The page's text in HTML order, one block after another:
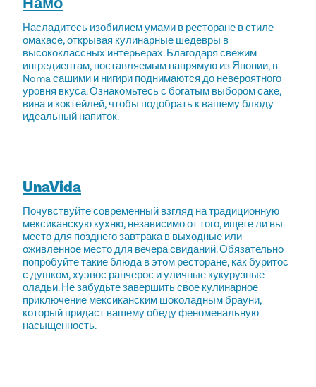
Насладитесь изобилием умами в ресторане в стиле
омакасе, открывая кулинарные шедевры в
высококлассных интерьерах. Благодаря свежим
ингредиентам, поставляемым напрямую из Японии, в
Noma сашими и нигири поднимаются до невероятного
уровня вкуса. Ознакомьтесь с богатым выбором саке,
вина и коктейлей, чтобы подобрать к вашему блюду
идеальный напиток.
UnaVida
Почувствуйте современный взгляд на традиционную
мексиканскую кухню, независимо от того, ищете ли вы
место для позднего завтрака в выходные или
оживленное место для вечера свиданий. Обязательно
попробуйте такие блюда в этом ресторане, как буритос
с душком, хуэвос ранчерос и уличные кукурузные
оладьи. Не забудьте завершить свое кулинарное
приключение мексиканским шоколадным брауни,
который придаст вашему обеду феноменальную
насыщенность.